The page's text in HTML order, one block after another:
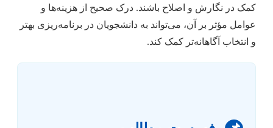
کمک در نگارش و اصلاح باشند. درک صحیح از هزینه‌ها و
عوامل مؤثر بر آن، می‌تواند به دانشجویان در برنامه‌ریزی بهتر
و انتخاب آگاهانه‌تر کمک کند.